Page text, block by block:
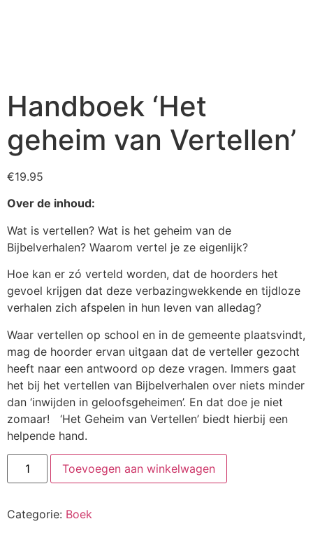
Handboek ‘Het
geheim van Vertellen’
€19.95
Over de inhoud:
Wat is vertellen? Wat is het geheim van de
Bijbelverhalen? Waarom vertel je ze eigenlijk?
Hoe kan er zó verteld worden, dat de hoorders het
gevoel krijgen dat deze verbazingwekkende en tijdloze
verhalen zich afspelen in hun leven van alledag?
Waar vertellen op school en in de gemeente plaatsvindt,
mag de hoorder ervan uitgaan dat de verteller gezocht
heeft naar een antwoord op deze vragen. Immers gaat
het bij het vertellen van Bijbelverhalen over niets minder
dan ‘inwijden in geloofsgeheimen’. En dat doe je niet
zomaar! ‘Het Geheim van Vertellen’ biedt hierbij een
helpende hand.
Handboek
'Het
geheim
aantal
Toevoegen aan winkelwagen
Categorie: Boek